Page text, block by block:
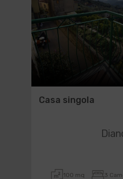
Casa singola
100 mq 3